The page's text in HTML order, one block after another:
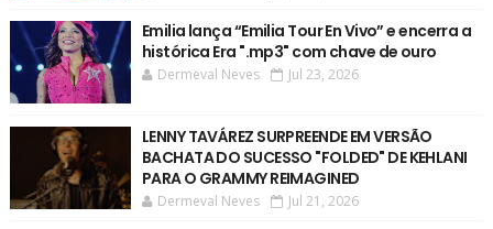
Emilia lança “Emilia Tour En Vivo” e encerra a
histórica Era ".mp3" com chave de ouro
Dermeval Neves Jul 23, 2026
LENNY TAVÁREZ SURPREENDE EM VERSÃO
BACHATA DO SUCESSO "FOLDED" DE KEHLANI
PARA O GRAMMY REIMAGINED
Dermeval Neves Jul 21, 2026